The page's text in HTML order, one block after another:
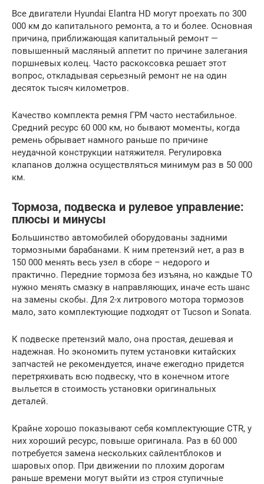
Все двигатели Hyundai Elantra HD могут проехать по 300
000 км до капитального ремонта, а то и более. Основная
причина, приближающая капитальный ремонт —
повышенный масляный аппетит по причине залегания
поршневых колец. Часто раскоксовка решает этот
вопрос, откладывая серьезный ремонт не на один
десяток тысяч километров.
Качество комплекта ремня ГРМ часто нестабильное.
Средний ресурс 60 000 км, но бывают моменты, когда
ремень обрывает намного раньше по причине
неудачной конструкции натяжителя. Регулировка
клапанов должна осуществляться минимум раз в 50 000
км.
Тормоза, подвеска и рулевое управление:
плюсы и минусы
Большинство автомобилей оборудованы задними
тормозными барабанами. К ним претензий нет, а раз в
150 000 менять весь узел в сборе – недорого и
практично. Передние тормоза без изъяна, но каждые ТО
нужно менять смазку в направляющих, иначе есть шанс
на замены скобы. Для 2-х литрового мотора тормозов
мало, зато комплектующие подходят от Tucson и Sonata.
К подвеске претензий мало, она простая, дешевая и
надежная. Но экономить путем установки китайских
запчастей не рекомендуется, иначе ежегодно придется
перетряхивать всю подвеску, что в конечном итоге
выльется в стоимость установки оригинальных
деталей.
Крайне хорошо показывают себя комплектующие CTR, у
них хороший ресурс, повыше оригинала. Раз в 60 000
потребуется замена нескольких сайлентблоков и
шаровых опор. При движении по плохим дорогам
раньше времени могут выйти из строя ступичные